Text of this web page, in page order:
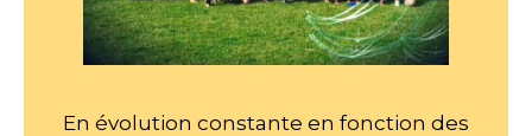
En évolution constante en fonction des